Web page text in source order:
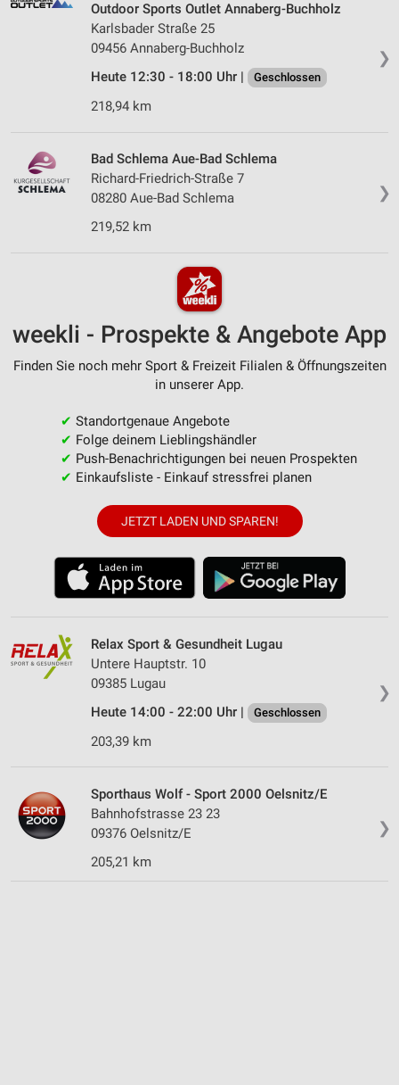
❯
Outdoor Sports Outlet Annaberg-Buchholz
Karlsbader Straße 25
09456 Annaberg-Buchholz
Heute 12:30 - 18:00 Uhr |
Geschlossen
218,94 km
❯
Bad Schlema Aue-Bad Schlema
Richard-Friedrich-Straße 7
08280 Aue-Bad Schlema
219,52 km
weekli - Prospekte & Angebote App
Finden Sie noch mehr Sport & Freizeit Filialen & Öffnungszeiten
in unserer App.
✔ Standortgenaue Angebote
✔ Folge deinem Lieblingshändler
✔ Push-Benachrichtigungen bei neuen Prospekten
✔ Einkaufsliste - Einkauf stressfrei planen
JETZT LADEN UND SPAREN!
❯
Relax Sport & Gesundheit Lugau
Untere Hauptstr. 10
09385 Lugau
Heute 14:00 - 22:00 Uhr |
Geschlossen
203,39 km
❯
Sporthaus Wolf - Sport 2000 Oelsnitz/E
Bahnhofstrasse 23 23
09376 Oelsnitz/E
205,21 km